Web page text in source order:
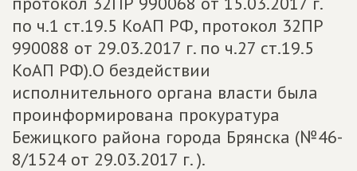
по ч.1 ст.19.5 КоАП РФ, протокол 32ПР
990088 от 29.03.2017 г. по ч.27 ст.19.5
КоАП РФ).О бездействии
исполнительного органа власти была
проинформирована прокуратура
Бежицкого района города Брянска (№46-
8/1524 от 29.03.2017 г. ).